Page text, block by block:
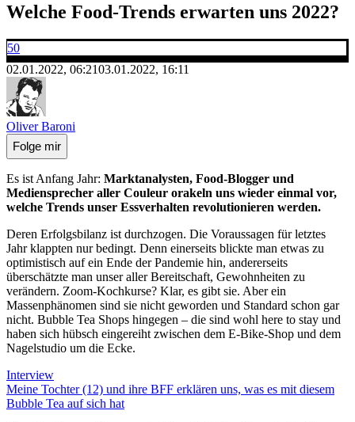
Welche Food-Trends erwarten uns 2022?
50
02.01.2022, 06:2103.01.2022, 16:11
Oliver Baroni
Folge mir
Es ist Anfang Jahr: Marktanalysten, Food-Blogger und
Mediensprecher aller Couleur orakeln uns wieder einmal vor,
welche Trends unser Essverhalten revolutionieren werden.
Deren Erfolgsbilanz ist durchzogen. Die Voraussagen für letztes
Jahr klappten nur bedingt. Denn einerseits blickte man etwas zu
optimistisch auf ein Ende der Pandemie hin, andererseits
überschätzte man unser aller Bereitschaft, Gewohnheiten zu
verändern. Zoom-Kochkurse? Klar, es gibt sie. Aber ein
Massenphänomen sind sie nicht geworden und Standard schon gar
nicht. Bubble Tea Shops hingegen – die sind wohl here to stay und
haben sich hübsch eingereiht zwischen dem E-Bike-Shop und dem
Nagelstudio um die Ecke.
Interview
Meine Tochter (12) und ihre BFF erklären uns, was es mit diesem
Bubble Tea auf sich hat